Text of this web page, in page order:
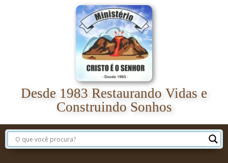
Desde 1983 Restaurando Vidas e
Construindo Sonhos